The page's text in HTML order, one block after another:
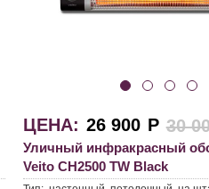
ЦЕНА: 26 900 Р 30
Уличный инфракрасный
Veito CH2500 TW Black